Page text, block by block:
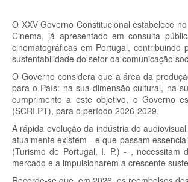
O XXV Governo Constitucional estabelece
Cinema, já apresentado em consulta
cinematográficas em Portugal,
sustentabilidade do setor da comunicação
O Governo considera que a área da
para o País: na sua dimensão cultural, na
cumprimento a este objetivo, o Governo
(SCRI.PT), para o período 2026-2029.
A rápida evolução da indústria do
atualmente existem - e que passam
(Turismo de Portugal, I. P.) - , necessitam
mercado e a impulsionarem a crescente